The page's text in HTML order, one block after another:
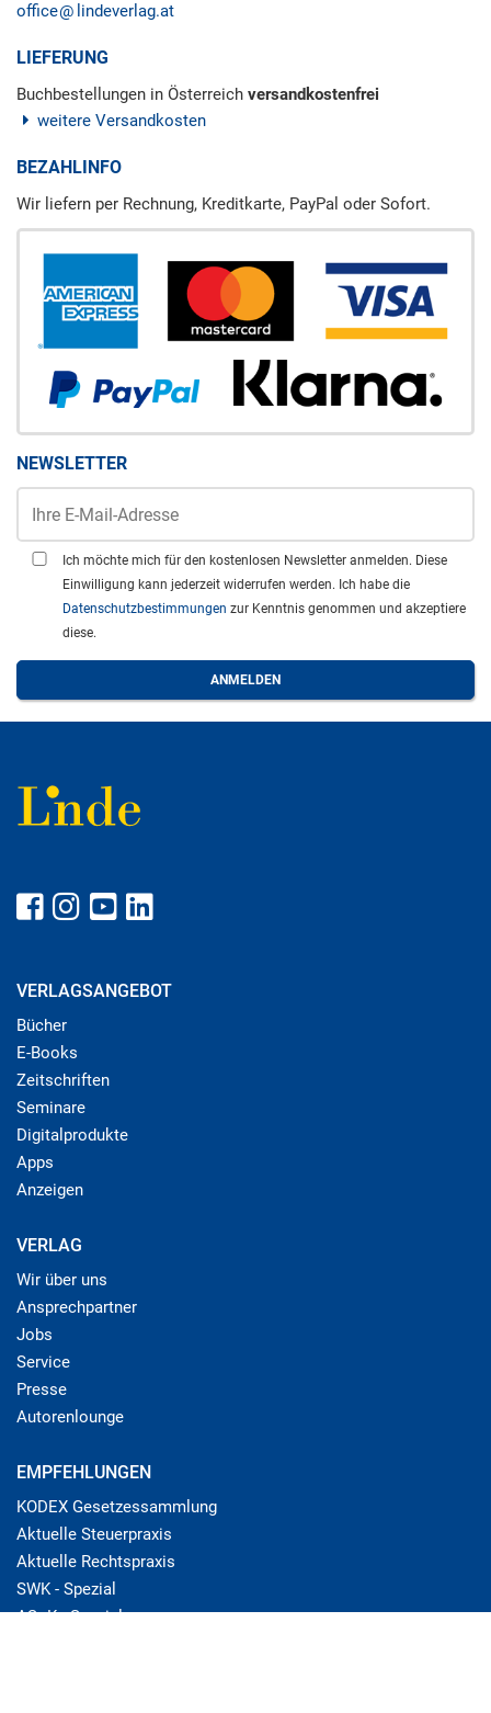
office
lindeverlag.at
LIEFERUNG
Buchbestellungen in Österreich versandkostenfrei
weitere Versandkosten
BEZAHLINFO
Wir liefern per Rechnung, Kreditkarte, PayPal oder Sofort.
NEWSLETTER
Ich möchte mich für den kostenlosen Newsletter anmelden. Diese
Einwilligung kann jederzeit widerrufen werden. Ich habe die
Datenschutzbestimmungen zur Kenntnis genommen und akzeptiere
diese.
VERLAGSANGEBOT
Bücher
E-Books
Zeitschriften
Seminare
Digitalprodukte
Apps
Anzeigen
VERLAG
Wir über uns
Ansprechpartner
Jobs
Service
Presse
Autorenlounge
EMPFEHLUNGEN
KODEX Gesetzessammlung
Aktuelle Steuerpraxis
Aktuelle Rechtspraxis
SWK - Spezial
ASoK - Spezial